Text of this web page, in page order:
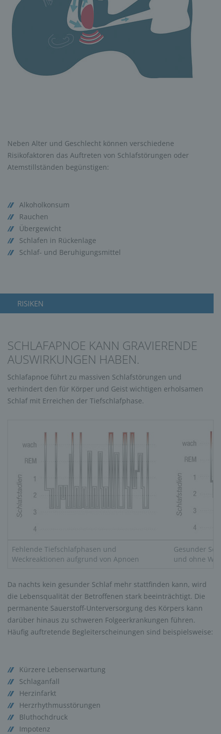
Neben Alter und Geschlecht können verschiedene
Risikofaktoren das Auftreten von Schlafstörungen oder
Atemstillständen begünstigen:
Alkoholkonsum
Rauchen
Übergewicht
Schlafen in Rückenlage
Schlaf- und Beruhigungsmittel
RISIKEN
SCHLAFAPNOE KANN GRAVIERENDE
AUSWIRKUNGEN HABEN.
Schlafapnoe führt zu massiven Schlafstörungen und
verhindert den für Körper und Geist wichtigen erholsamen
Schlaf mit Erreichen der Tiefschlafphase.
Fehlende Tiefschlafphasen und
Weckreaktionen aufgrund von Apnoen
Gesunder
und ohne
Da nachts kein gesunder Schlaf mehr stattfinden kann, wird
die Lebensqualität der Betroffenen stark beeinträchtigt. Die
permanente Sauerstoff-Unterversorgung des Körpers kann
darüber hinaus zu schweren Folgeerkrankungen führen.
Häufig auftretende Begleiterscheinungen sind beispielsweise:
Kürzere Lebenserwartung
Schlaganfall
Herzinfarkt
Herzrhythmusstörungen
Bluthochdruck
Impotenz